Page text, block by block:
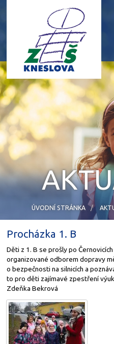
ÚVODNÍ STRÁNKA
Procházka 1. B
Děti z 1. B se prošly po
organizované odborem dopravy
o bezpečnosti na silnicích a
to pro děti zajímavé zpestření
Zdeňka Bekrová